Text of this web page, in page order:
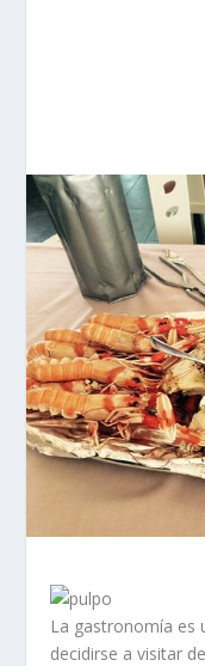
La gastronomía es
decidirse a visitar